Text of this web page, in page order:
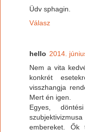
Üdv sphagin.
Válasz
hello 2014.
Nem a vita
konkrét
visszhangja
Mert én igen.
Egyes,
embereket. Ők